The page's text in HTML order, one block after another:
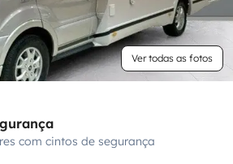
Ver todas as fotos
com cintos de segurança